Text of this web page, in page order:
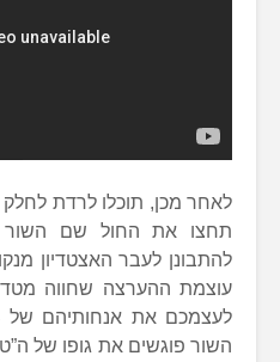
לאחר מכן, תוכלו לרדת
תחצו את החול שם השור
להתבונן לעבר האצטדיון
עוצמת ההערצה שחווה